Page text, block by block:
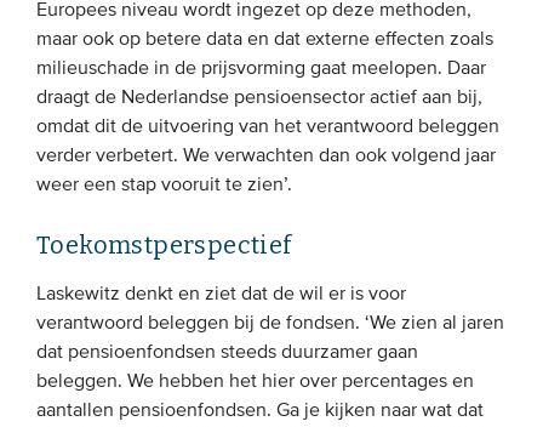
Europees niveau wordt ingezet op deze methoden,
maar ook op betere data en dat externe effecten zoals
milieuschade in de prijsvorming gaat meelopen. Daar
draagt de Nederlandse pensioensector actief aan bij,
omdat dit de uitvoering van het verantwoord beleggen
verder verbetert. We verwachten dan ook volgend jaar
weer een stap vooruit te zien’.
Toekomstperspectief
Laskewitz denkt en ziet dat de wil er is voor
verantwoord beleggen bij de fondsen. ‘We zien al jaren
dat pensioenfondsen steeds duurzamer gaan
beleggen. We hebben het hier over percentages en
aantallen pensioenfondsen. Ga je kijken naar wat dat